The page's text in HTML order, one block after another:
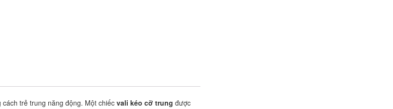
trẻ trung năng động. Một chiếc vali kéo cỡ trung được